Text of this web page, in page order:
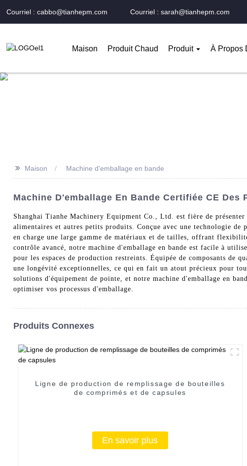
Courriel : cabbo@tianhepm.com Courriel : sarah@tianhepm.com
Maison Produit Chaud Produit À Propos
>> Maison Machine d'emballage en bande
Machine D'emballage En Bande Certifiée CE
Shanghai Tianhe Machinery Equipment Co., Ltd. est fière de
alimentaires et autres petits produits. Conçue avec une technologie
en charge une large gamme de matériaux et de tailles, offrant
contrôle avancé, notre machine d'emballage en bande est facile à
pour les espaces de production restreints. Équipée de composants de
une longévité exceptionnelles, ce qui en fait un atout précieux pour
solutions d'équipement de pointe, et notre machine d'emballage en
optimiser vos processus d'emballage.
Produits Connexes
Ligne de production de remplissage de bouteilles
de comprimés et de capsules
En savoir plus